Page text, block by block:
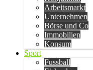
Arbeitsmarkt
Unternehmen
Börse und Co
Immobilien
Konsum
Sport
Fussball